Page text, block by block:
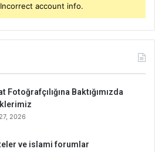
account info.
Fotoğrafçılığına Baktığımızda
2026
ve islami forumlar